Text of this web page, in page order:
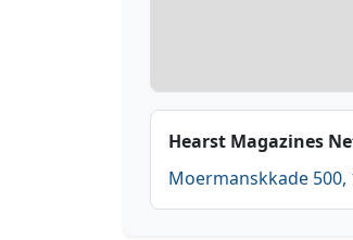
Hearst Magazines
Moermanskkade 500,